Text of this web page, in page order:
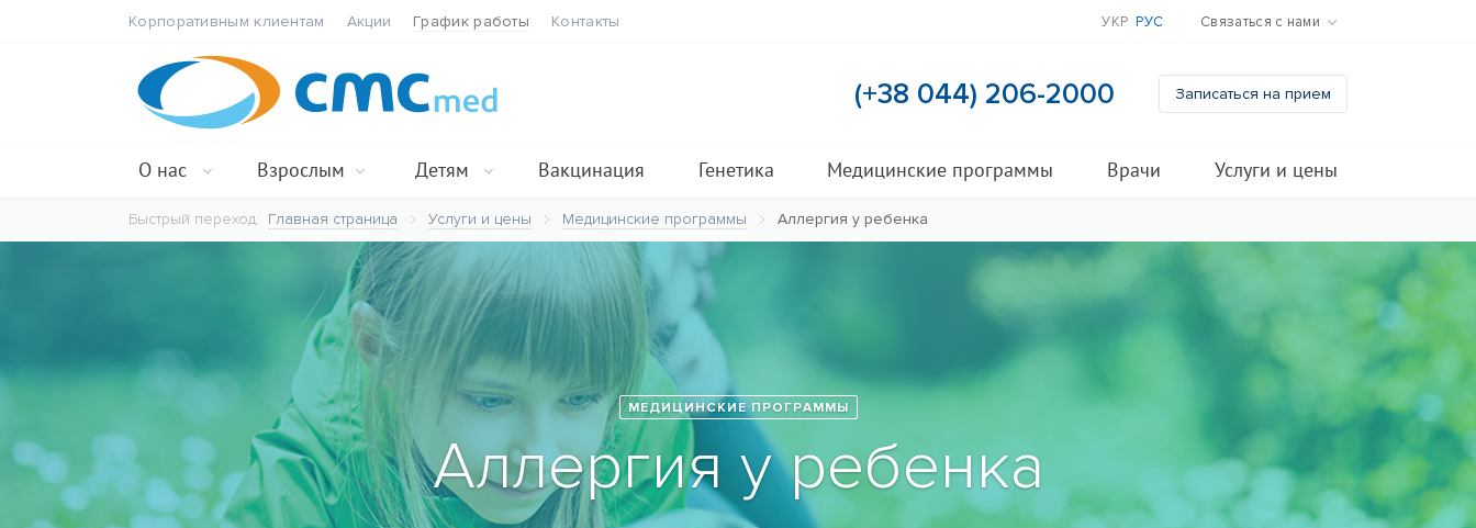
Корпоративным клиентам Акции График работы Контакты УКР РУС Связаться с нами
(+38 044) 206-2000 Записаться на прием
О нас Взрослым Детям Вакцинация Генетика Медицинские программы Врачи Услуги и цены
Быстрый переход: Главная страница Услуги и цены Медицинские программы Аллергия у ребенка
МЕДИЦИНСКИЕ ПРОГРАММЫ
Аллергия у ребенка